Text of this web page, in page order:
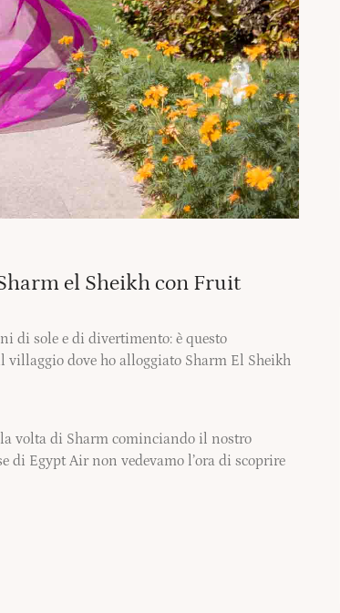
el Sheikh con Fruit
di sole e di divertimento: è questo
villaggio dove ho alloggiato Sharm El Sheikh
volta di Sharm cominciando il nostro
di Egypt Air non vedevamo l’ora di scoprire